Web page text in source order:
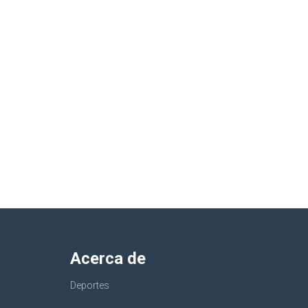
Acerca de
Deportes